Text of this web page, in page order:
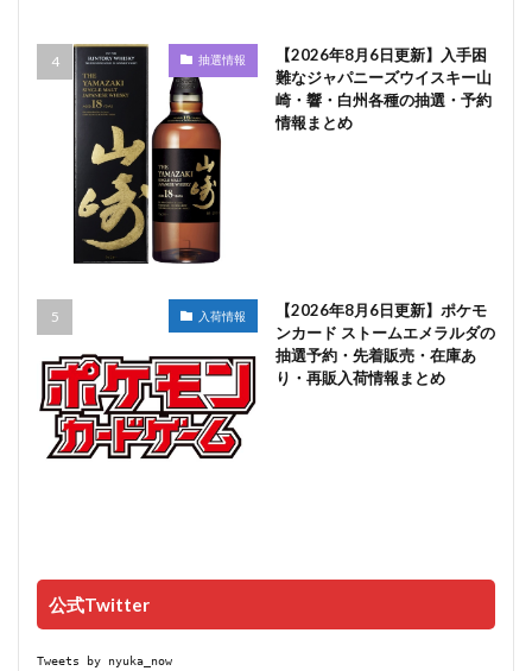
抽選情報
【2026年8月6日更新】入手困
難なジャパニーズウイスキー山
崎・響・白州各種の抽選・予約
情報まとめ
入荷情報
【2026年8月6日更新】ポケモ
ンカード ストームエメラルダの
抽選予約・先着販売・在庫あ
り・再販入荷情報まとめ
公式Twitter
Tweets by nyuka_now